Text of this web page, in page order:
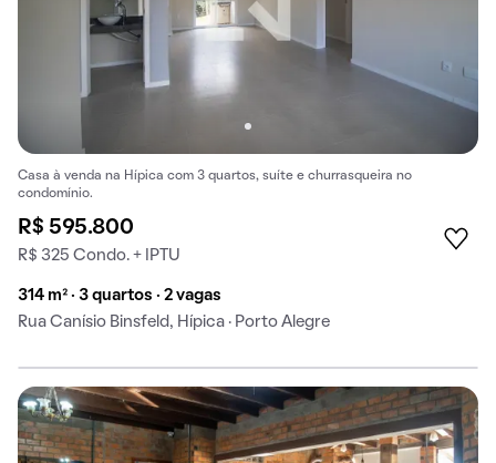
Casa à venda na Hípica com 3 quartos, suíte e churrasqueira no
condomínio.
R$ 595.800
R$ 325 Condo. + IPTU
314 m² · 3 quartos · 2 vagas
Rua Canísio Binsfeld, Hípica · Porto Alegre